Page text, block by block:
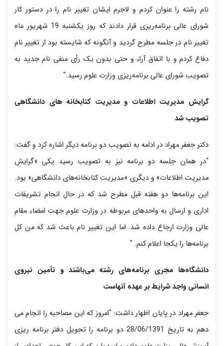
نام رشته را عنوان کردم و لاجرم ایشان تغییر نام را در دستور کار
شورای عالی برنامه‌ریزی قرار دادند که روز یکشنبه 19 شهریور ماه
تغییر نام در جلسه مطرح گردید و آنگونه که شایسته بود از تغییر نام
دفاع کردم و با اتفاق آراء و حتی بدون یک رأی منفی نام جدید به
تصویب شورای عالی برنامه‌ریزی وزارت علوم رسید."
گرایش مدیریت اطلاعات و مدیریت کتابخانه های دانشگاهی
تصویب شد
دکتر جعفر مهراد در ادامه به تصویب دو برنامه دیگر اشاره کرد و گفت:
"در همان جلسه دو برنامه نیز به تصویب رسید یکی «گرایش
مدیریت اطلاعات» و دیگری «مدیریت کتابخانه‌های دانشگاهی» بود.
این برنامه‌ها دو هفته قبل مطرح شد که در حال انجام تشریفات
اداری و ارسال به واحدهای مربوطه در وزارت علوم جهت امضاء مقام
عالی وزارت ارجاع داده شد. اما این تغییر نام باعث شد که من کل
برنامه‌ها را یکجا اعلام کنم. "
دانشگاه‌ها مجری برنامه‌های رشته می‌باشند و تأمین نیروی
انسانی واجد شرایط بر عهده آنهاست
جعفر مهراد در پایان اظهار داشت: "امروز که این مصاحبه را انجام می
دهم به تاریخ 28/06/1391 دو برنامه را تحویل دفتر برنامه ریزی